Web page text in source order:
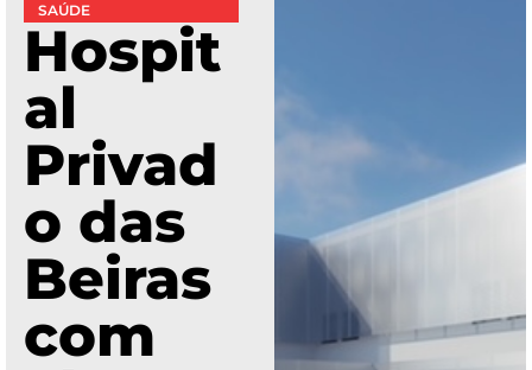
SAÚDE
Hospit
al
Privad
o das
Beiras
com